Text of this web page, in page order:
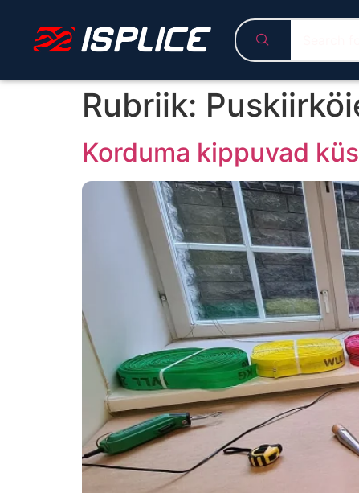
Rubriik:
Korduma kippuvad